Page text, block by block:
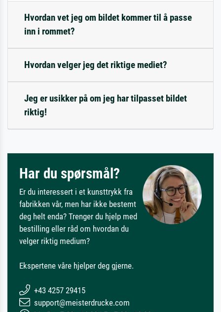
Hvordan vet jeg om bildet kommer til å passe
inn i rommet?
Hvordan velger jeg det riktige mediet?
Jeg er usikker på om jeg har tilpasset bildet
riktig!
Har du spørsmål?
Er du interessert i et kunsttrykk fra
fabrikken vår, men har ikke bestemt
deg helt enda? Trenger du hjelp med
bestilling eller råd om hvordan du
velger riktig medium?
Ekspertene våre hjelper deg gjerne.
+43 4257 29415
support@meisterdrucke.com